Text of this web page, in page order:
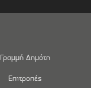
Γραμμή Δημότη
Επιτροπές